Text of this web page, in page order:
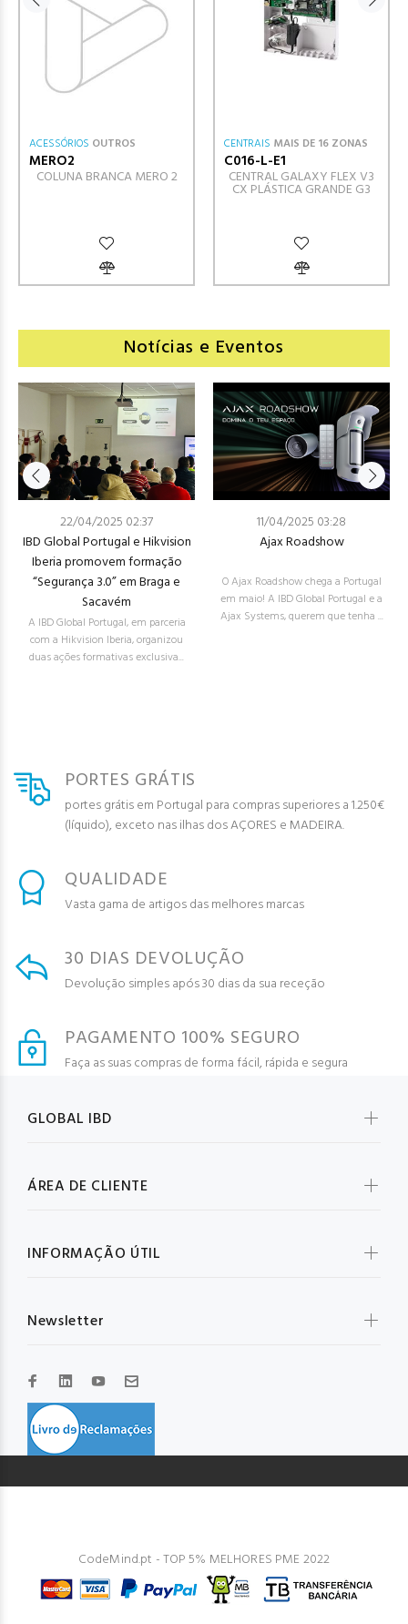
ACESSÓRIOS OUTROS
MERO2
COLUNA BRANCA MERO 2
CENTRAIS MAIS DE 16 ZONAS
C016-L-E1
CENTRAL GALAXY FLEX V3
CX PLÁSTICA GRANDE G3
Notícias e Eventos
22/04/2025 02:37
IBD Global Portugal e Hikvision
Iberia promovem formação
“Segurança 3.0” em Braga e
Sacavém
A IBD Global Portugal, em parceria
com a Hikvision Iberia, organizou
duas ações formativas exclusiva...
11/04/2025 03:28
Ajax Roadshow
O Ajax Roadshow chega a Portugal
em maio! A IBD Global Portugal e a
Ajax Systems, querem que tenha ...
PORTES GRÁTIS
portes grátis em Portugal para compras superiores a 1.250€
(líquido), exceto nas ilhas dos AÇORES e MADEIRA.
QUALIDADE
Vasta gama de artigos das melhores marcas
30 DIAS DEVOLUÇÃO
Devolução simples após 30 dias da sua receção
PAGAMENTO 100% SEGURO
Faça as suas compras de forma fácil, rápida e segura
GLOBAL IBD
ÁREA DE CLIENTE
INFORMAÇÃO ÚTIL
Newsletter
CodeMind.pt - TOP 5% MELHORES PME 2022